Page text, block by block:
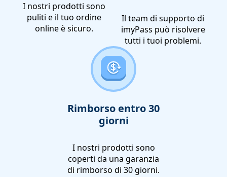
I nostri prodotti sono
puliti e il tuo ordine
online è sicuro.
Il team di supporto di
imyPass può risolvere
tutti i tuoi problemi.
Rimborso entro 30
giorni
I nostri prodotti sono
coperti da una garanzia
di rimborso di 30 giorni.